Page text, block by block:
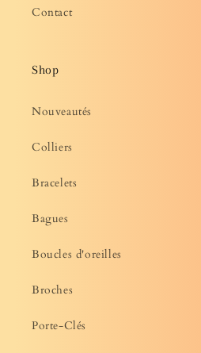
Contact
Shop
Nouveautés
Colliers
Bracelets
Bagues
Boucles d'oreilles
Broches
Porte-Clés